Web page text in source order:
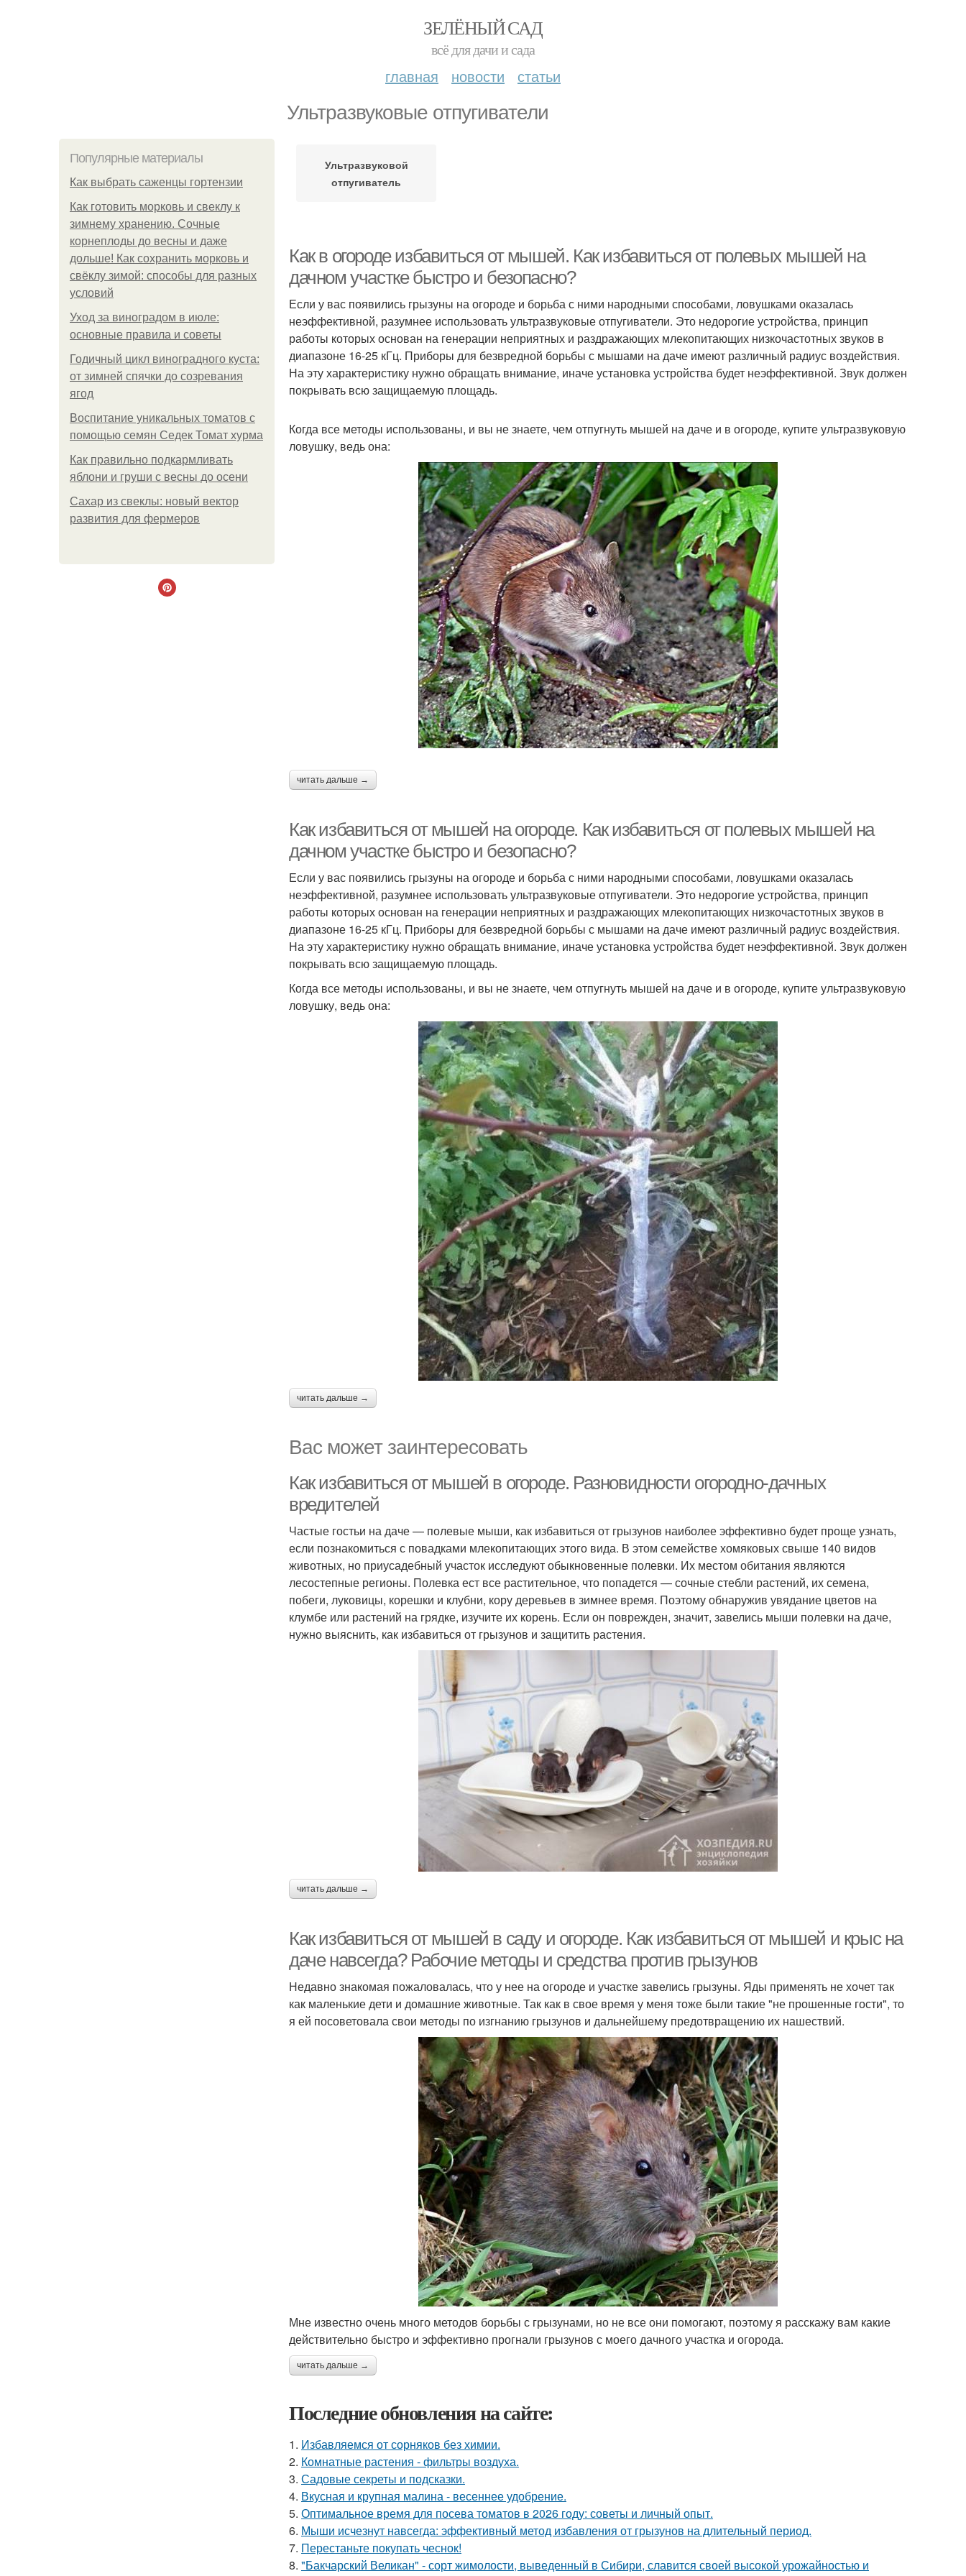
ЗЕЛЁНЫЙ САД
всё для дачи и сада
главная новости статьи
Ультразвуковые отпугиватели
Популярные материалы
Как выбрать саженцы гортензии
Как готовить морковь и свеклу к
зимнему хранению. Сочные
корнеплоды до весны и даже
дольше! Как сохранить морковь и
свёклу зимой: способы для разных
условий
Уход за виноградом в июле:
основные правила и советы
Годичный цикл виноградного куста:
от зимней спячки до созревания
ягод
Воспитание уникальных томатов с
помощью семян Седек Томат хурма
Как правильно подкармливать
яблони и груши с весны до осени
Сахар из свеклы: новый вектор
развития для фермеров
Ультразвуковой
отпугиватель
Как в огороде избавиться от мышей. Как избавиться от полевых мышей на
дачном участке быстро и безопасно?
Если у вас появились грызуны на огороде и борьба с ними народными способами, ловушками оказалась
неэффективной, разумнее использовать ультразвуковые отпугиватели. Это недорогие устройства, принцип
работы которых основан на генерации неприятных и раздражающих млекопитающих низкочастотных звуков в
диапазоне 16-25 кГц. Приборы для безвредной борьбы с мышами на даче имеют различный радиус воздействия.
На эту характеристику нужно обращать внимание, иначе установка устройства будет неэффективной. Звук должен
покрывать всю защищаемую площадь.
Когда все методы использованы, и вы не знаете, чем отпугнуть мышей на даче и в огороде, купите ультразвуковую
ловушку, ведь она:
читать дальше →
Как избавиться от мышей на огороде. Как избавиться от полевых мышей на
дачном участке быстро и безопасно?
Если у вас появились грызуны на огороде и борьба с ними народными способами, ловушками оказалась
неэффективной, разумнее использовать ультразвуковые отпугиватели. Это недорогие устройства, принцип
работы которых основан на генерации неприятных и раздражающих млекопитающих низкочастотных звуков в
диапазоне 16-25 кГц. Приборы для безвредной борьбы с мышами на даче имеют различный радиус воздействия.
На эту характеристику нужно обращать внимание, иначе установка устройства будет неэффективной. Звук должен
покрывать всю защищаемую площадь.
Когда все методы использованы, и вы не знаете, чем отпугнуть мышей на даче и в огороде, купите ультразвуковую
ловушку, ведь она:
читать дальше →
Вас может заинтересовать
Как избавиться от мышей в огороде. Разновидности огородно-дачных
вредителей
Частые гостьи на даче — полевые мыши, как избавиться от грызунов наиболее эффективно будет проще узнать,
если познакомиться с повадками млекопитающих этого вида. В этом семействе хомяковых свыше 140 видов
животных, но приусадебный участок исследуют обыкновенные полевки. Их местом обитания являются
лесостепные регионы. Полевка ест все растительное, что попадется — сочные стебли растений, их семена,
побеги, луковицы, корешки и клубни, кору деревьев в зимнее время. Поэтому обнаружив увядание цветов на
клумбе или растений на грядке, изучите их корень. Если он поврежден, значит, завелись мыши полевки на даче,
нужно выяснить, как избавиться от грызунов и защитить растения.
читать дальше →
Как избавиться от мышей в саду и огороде. Как избавиться от мышей и крыс на
даче навсегда? Рабочие методы и средства против грызунов
Недавно знакомая пожаловалась, что у нее на огороде и участке завелись грызуны. Яды применять не хочет так
как маленькие дети и домашние животные. Так как в свое время у меня тоже были такие "не прошенные гости", то
я ей посоветовала свои методы по изгнанию грызунов и дальнейшему предотвращению их нашествий.
Мне известно очень много методов борьбы с грызунами, но не все они помогают, поэтому я расскажу вам какие
действительно быстро и эффективно прогнали грызунов с моего дачного участка и огорода.
читать дальше →
Последние обновления на сайте:
1. Избавляемся от сорняков без химии.
2. Комнатные растения - фильтры воздуха.
3. Садовые секреты и подсказки.
4. Вкусная и крупная малина - весеннее удобрение.
5. Оптимальное время для посева томатов в 2026 году: советы и личный опыт.
6. Мыши исчезнут навсегда: эффективный метод избавления от грызунов на длительный период.
7. Перестаньте покупать чеснок!
8. "Бакчарский Великан" - сорт жимолости, выведенный в Сибири, славится своей высокой урожайностью и